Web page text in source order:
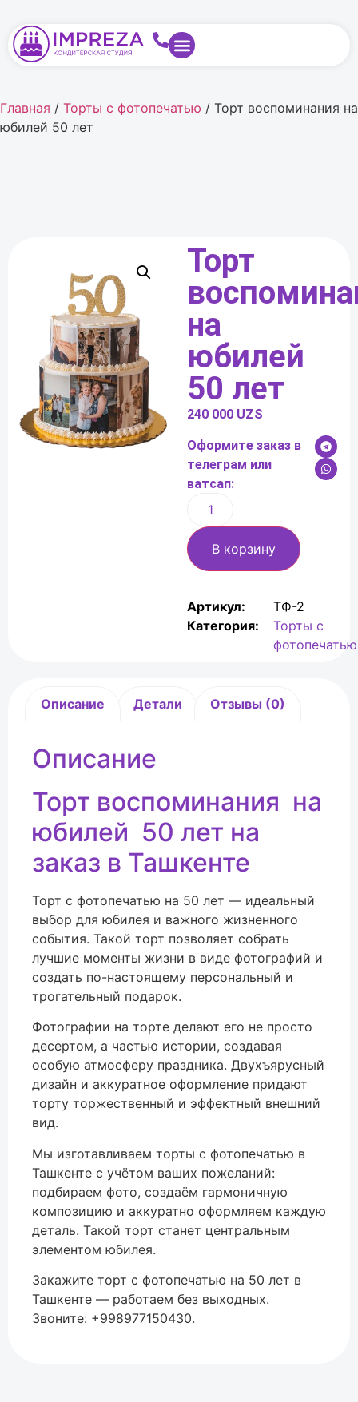
Главная / Торты с фотопечатью / Торт воспоминания на
юбилей 50 лет
Торт
на
юбилей
50 лет
240 000 UZS
Оформите заказ в
телеграм или
ватсап:
В корзину
Артикул:
ТФ-2
Категория:
Торты с
фотопечатью
Описание Детали Отзывы (0)
Описание
Торт воспоминания на
юбилей 50 лет на
заказ в Ташкенте
Торт с фотопечатью на 50 лет — идеальный
выбор для юбилея и важного жизненного
события. Такой торт позволяет собрать
лучшие моменты жизни в виде фотографий и
создать по-настоящему персональный и
трогательный подарок.
Фотографии на торте делают его не просто
десертом, а частью истории, создавая
особую атмосферу праздника. Двухъярусный
дизайн и аккуратное оформление придают
торту торжественный и эффектный внешний
вид.
Мы изготавливаем торты с фотопечатью в
Ташкенте с учётом ваших пожеланий:
подбираем фото, создаём гармоничную
композицию и аккуратно оформляем каждую
деталь. Такой торт станет центральным
элементом юбилея.
Закажите торт с фотопечатью на 50 лет в
Ташкенте — работаем без выходных.
Звоните: +998977150430.